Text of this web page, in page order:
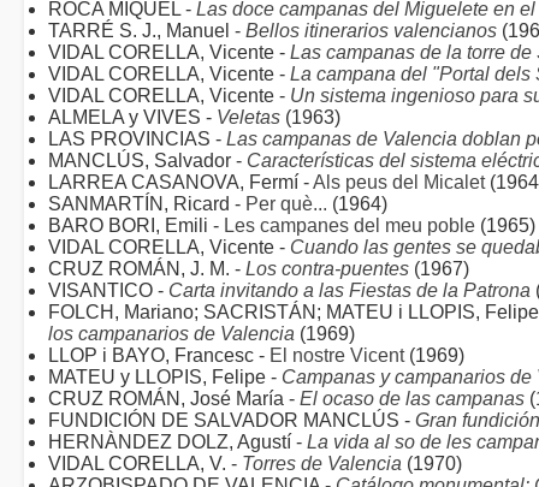
ROCA MIQUEL - Las doce campanas del Miguelete en
TARRÉ S. J., Manuel - Bellos itinerarios valencianos
VIDAL CORELLA, Vicente - Las campanas de la torre
VIDAL CORELLA, Vicente - La campana del "Portal dels
VIDAL CORELLA, Vicente - Un sistema ingenioso para
ALMELA y VIVES - Veletas (1963)
LAS PROVINCIAS - Las campanas de Valencia doblan
MANCLÚS, Salvador - Características del sistema
LARREA CASANOVA, Fermí -Als peus del Micalet
SANMARTÍN, Ricard - Per què... (1964)
BARO BORI, Emili - Les campanes del meu poble (1965)
VIDAL CORELLA, Vicente - Cuando las gentes se
CRUZ ROMÁN, J. M. - Los contra-puentes (1967)
VISANTICO - Carta invitando a las Fiestas de la Patrona
FOLCH, Mariano; SACRISTÁN; MATEU i LLOPIS,
los campanarios de Valencia (1969)
LLOP i BAYO, Francesc - El nostre Vicent(1969)
MATEU y LLOPIS, Felipe - Campanas y campanarios de
CRUZ ROMÁN, José María - El ocaso de las campanas
FUNDICIÓN DE SALVADOR MANCLÚS - Gran
HERNÀNDEZ DOLZ, Agustí - La vida al so de les
VIDAL CORELLA, V. - Torres de Valencia (1970)